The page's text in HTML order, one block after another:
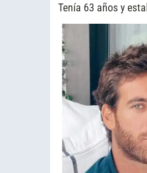
Tenía 63 años y